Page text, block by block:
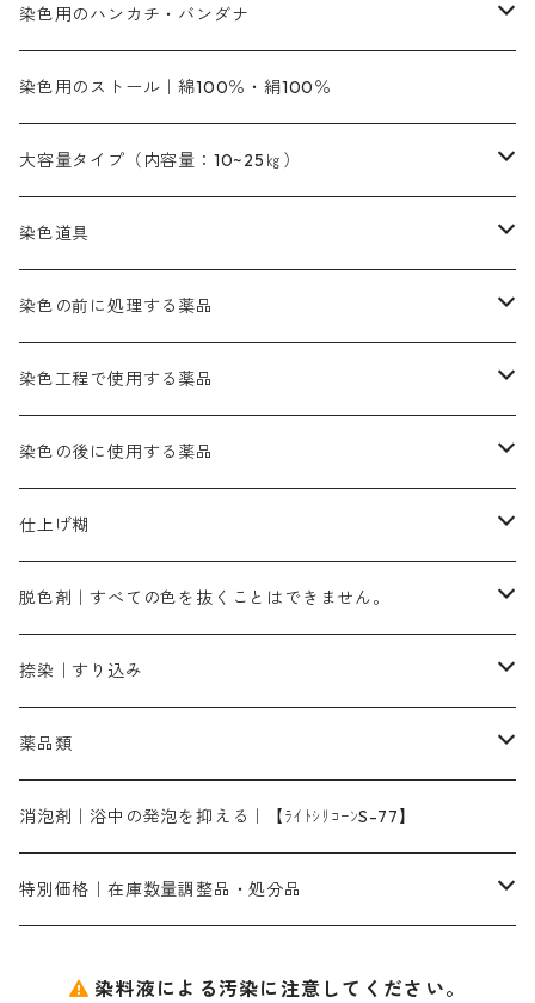
紫色系
緑色系
茶色系
染料一覧ー100g入り
染料一覧ー500g入り
橙色系
緑色系
茶色系
灰色系
黒色系
1kg
茶色｜20g入りのみ公開
灰色｜20g入りのみ公開
黒色
エロ―M3G｜定番の色合い
エロー ＭＧＲ｜明るい緑みの黄色
オレンジ系
オレンヂMG｜黄みの橙色
オレンヂMGD（定番の色合い）
赤色系
レットMFB｜赤色（定番の色合い）
レットMG｜黄みの朱色
ピンクMB｜ピンク色
ローズMB｜鮮やかなピンク色）
青色系
ネビーブルーMB（定番の色合い）
ブルーMB（定番の色合い）
スカイブルーMG｜緑みの空色
ターキスブルーHNG｜緑みの空色
紫色系
バイオレットMFB
緑色系
ダークグリンMG（定番の色合い）
グリーンMB｜緑色
茶色系
ダークブロンMFB｜こげ茶色
ブロンHNR｜こげ茶色
黒色系
ブラックMK（赤みの黒色）
ブラックMG（青みの黒色）
白色系（定番の色合い）
ネオホワイトR
ファストエロ―5GN（黄色）
NSBAブルー
群青
白色｜胡粉
黒色｜在庫処分特価
緑色｜在庫処分特価
茶色｜在庫処分特価
インド茜・西洋茜の個別販売
カッチ｜茶系
霧島産・晩秋茶｜黄金色（赤みの黄色）｜準備中
媒染剤
アルミ媒染剤
鉄媒染剤
ソーダ灰｜アルカリ性のPH調整剤
藍染
ぶどう糖
ハイドロサルファイトコンク
染色用途のハンカチ・バンダナ
45cm×45cm（ハンカチ）｜端の始末も綿糸｜タグなし
54cm×54cm（バンダナ）｜端の始末も綿糸｜タグなし
塩基性染料（混色可能）
ビスマークブロンB｜赤茶色
塩基性エロ―｜液体タイプ
ローダミンB｜赤紫色｜マゼンダ色
オリジナル染料｜スス竹色｜ミキセットファストブロンGR
初心者向けお試しセット販売
インディゴピュア
アルカリ剤
ハイドロサルファイトコンク
酸性剤
染色用のハンカチ・バンダナ
45cm×45cm（ハンカチ）｜端の始末も綿糸｜タグなし
54cm×54cm（バンダナ）｜端の始末も綿糸｜タグなし
染色用のストール｜綿100％・絹100％
大容量タイプ（内容量：10~25㎏）
芒硝｜綿の染色時の吸収促進剤
ソーダ灰｜アルカリ性のPH調整剤
硫酸第一鉄｜鉄媒染剤
染色道具
刷毛
摺込み刷毛（スリコミハケ）ー夏毛（硬いタイプ）
摺込み刷毛（スリコミハケ）ー冬毛（柔らかいタイプ）
片羽刷毛
ローケツ筆
ローケツ用筆｜1本～販売
ローケツ用筆ー10%off｜20本セットお取り寄せ品
洋型紙（9番手｜中薄口、10番手｜中厚口）
有償サンプル品｜約20cm×27cm
洋型紙9番手｜中薄口｜約54cm×110cm
張木｜入荷待ち
伸子
型洗いブラシ
染色の前に処理する薬品
精練剤｜汚れ落とし剤｜針状マルセル石鹸
糊落とし剤｜ソルベンCA
濃染処理剤｜ソルバックスPS－900
染色工程で使用する薬品
染料の吸収促進剤
酢酸｜絹・羊毛・ナイロンに使用する
芒硝｜綿・麻の染色に使用する。
染料のムラ染め抑制剤（均染剤）
アゾリン200％｜綿・麻・絹・羊毛・ナイロンの染色
レオニールEHC｜反応染料用
染料の浸透剤
ソルバライトS-70｜各種繊維の浸し染めに使用可能
染料の定着向上剤
ライトフィックスAコンク｜綿・麻もしくは直接染料で染めた素材
シルクフィックス３A｜絹の染料定着向上剤
アルカリ剤｜反応染料用
ソーダ灰
染料溶解剤
セレナゾールPDN｜各種染料の染料溶解剤
染色の後に使用する薬品
ソーピング剤｜未定着の染料を除去すること
ネオポールB－300｜反応染料のソーピング剤
仕上げ剤｜柔軟・平滑剤
白場汚染防止剤
仕上げ糊
カルボキシメチルセルロース（CMC）
海藻系
たんぱく質系
化学糊（PVA）
防腐剤｜アルカリ性
脱色剤｜すべての色を抜くことはできません。
脱色剤
全体脱色｜ハイドロサルファイトコンク
部分脱色｜デグロリンSコンク
脱色助剤｜浸透・複色抑制剤
メイプロガムNP｜にじみ防止剤
アミラヂンD｜浸透・複色抑制剤
捺染｜すり込み
染料溶解剤｜染料の均一な浸透・吸着を補助する
捺染糊
メイプロガムNP（綿・麻・絹用｜直接・酸性・含金染料用）
白場汚染防止剤｜ソーピング剤｜水洗する際の再汚染防止剤
薬品類
ア行
カ行
消泡剤｜浴中の発泡を抑える｜【ﾗｲﾄｼﾘｺｰﾝS-77】
特別価格｜在庫数量調整品・処分品
染料液による汚染に注意してください。